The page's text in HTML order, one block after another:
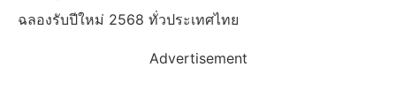
ฉลองรับปีใหม่ 2568 ทั่วประเทศไทย
Advertisement